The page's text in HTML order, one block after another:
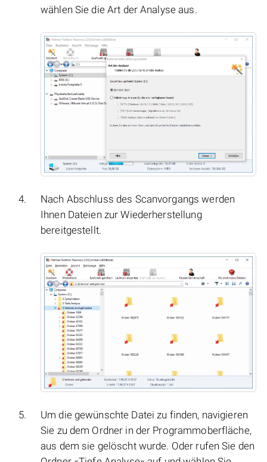
wählen Sie die Art der Analyse aus.
Nach Abschluss des Scanvorgangs werden
Ihnen Dateien zur Wiederherstellung
bereitgestellt.
Um die gewünschte Datei zu finden, navigieren
Sie zu dem Ordner in der Programmoberfläche,
aus dem sie gelöscht wurde. Oder rufen Sie den